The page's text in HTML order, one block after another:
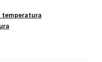
temperatura